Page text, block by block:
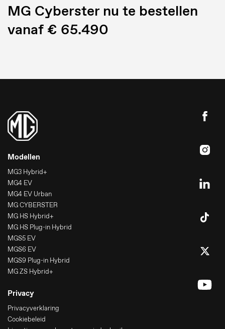
MG Cyberster nu te bestellen
vanaf € 65.490
Modellen
MG3 Hybrid+
MG4 EV
MG4 EV Urban
MG CYBERSTER
MG HS Hybrid+
MG HS Plug-in Hybrid
MGS5 EV
MGS6 EV
MGS9 Plug-in Hybrid
MG ZS Hybrid+
Privacy
Privacyverklaring
Cookiebeleid